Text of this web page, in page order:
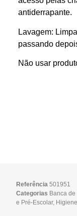
antiderrapante.
Lavagem:
passando
Não usar
Referência501951
Categorias Banca
e Pré-Escolar, Higiene